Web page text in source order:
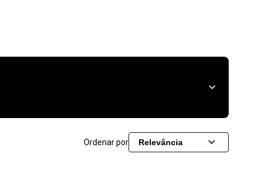
Ordenar por Relevância